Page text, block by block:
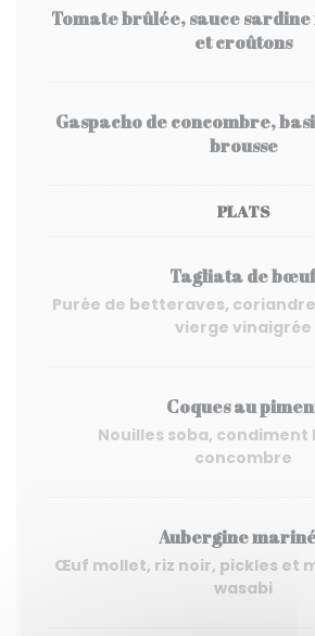
Tomate brûlée, sauce
et croûtons
Gaspacho de concombre,
brousse
PLATS
Tagliata de
Purée de betteraves,
vierge vinaigrée
Coques au
Nouilles soba, condiment
concombre
Aubergine
Œuf mollet, riz noir, pickles et
wasabi